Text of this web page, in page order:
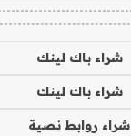
شراء باك لينك
شراء باك لينك
شراء روابط نصية